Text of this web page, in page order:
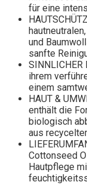
für eine
und
sanfte
ihrem
einem
HAUT &
enthält die
biologisch
aus
Cottonseed
Hautpflege